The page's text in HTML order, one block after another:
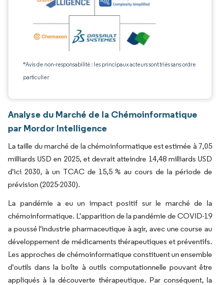
*Avis de non-responsabilité : les principaux acteurs sont triés sans ordre
particulier
Analyse du Marché de la Chémoinformatique
par Mordor Intelligence
La taille du marché de la chémoinformatique est estimée à 7,05
milliards USD en 2025, et devrait atteindre 14,48 milliards USD
d'ici 2030, à un TCAC de 15,5 % au cours de la période de
prévision (2025-2030).
La pandémie a eu un impact positif sur le marché de la
chémoinformatique. L'apparition de la pandémie de COVID-19
a poussé l'industrie pharmaceutique à agir, avec une course au
développement de médicaments thérapeutiques et préventifs.
Les approches de chémoinformatique constituent un ensemble
d'outils dans la boîte à outils computationnelle pouvant être
appliqués à la découverte thérapeutique. Par conséquent, la